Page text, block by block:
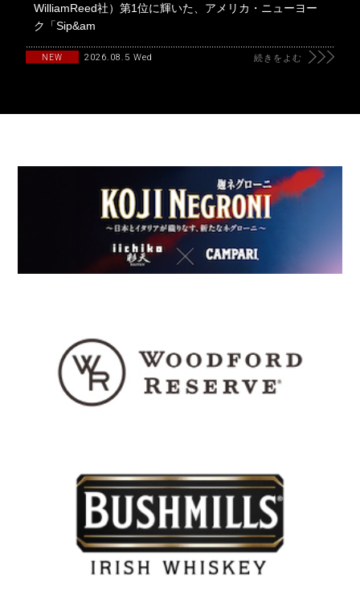
WilliamReed社）第1位に輝いた、アメリカ・ニューヨー
ク「Sip&am
NEW 2026.08.5 Wed 続きをよむ